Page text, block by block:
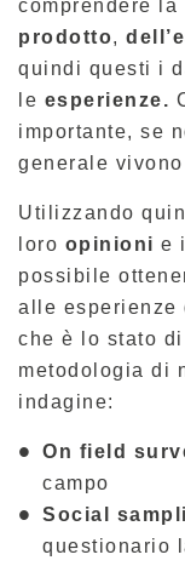
comprendere la
prodotto,
quindi questi i
le esperienze.
importante, se
generale
Utilizzando
loro opinioni e
possibile
alle esperienze
che è lo stato
metodologia di
indagine:
On field
campo
Social
questionario